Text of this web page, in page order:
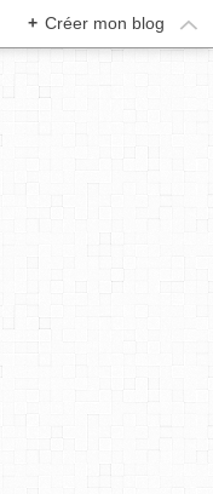
+ Créer mon blog